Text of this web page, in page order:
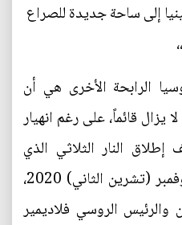
إلى ساحة جديدة للصراع
،،
الرابحة الأخرى هي أن
يزال قائماً، على رغم انهيار
النار الثلاثي الذي
توسطت فيه روسيا في 9 نوفمبر (تشرين الثاني) 2020،
والرئيس الروسي فلاديمير